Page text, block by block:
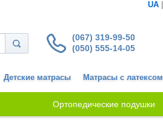
UA
(067) 319-99-50
(050) 555-14-05
Детские матрасы Матрасы с латексом
Ортопедические подушки